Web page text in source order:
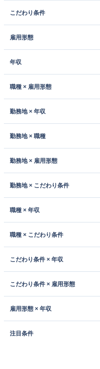
こだわり条件
雇用形態
年収
職種 × 雇用形態
勤務地 × 年収
勤務地 × 職種
勤務地 × 雇用形態
勤務地 × こだわり条件
職種 × 年収
職種 × こだわり条件
こだわり条件 × 年収
こだわり条件 × 雇用形態
雇用形態 × 年収
注目条件